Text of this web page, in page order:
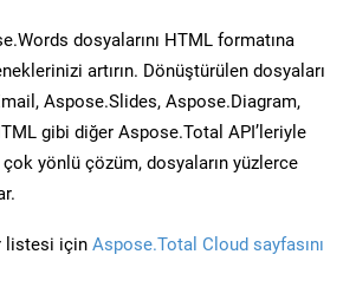
dosyalarını HTML formatına
artırın. Dönüştürülen dosyaları
Aspose.Slides, Aspose.Diagram,
gibi diğer Aspose.Total API’leriyle
yönlü çözüm, dosyaların yüzlerce
listesi için Aspose.Total Cloud sayfasını